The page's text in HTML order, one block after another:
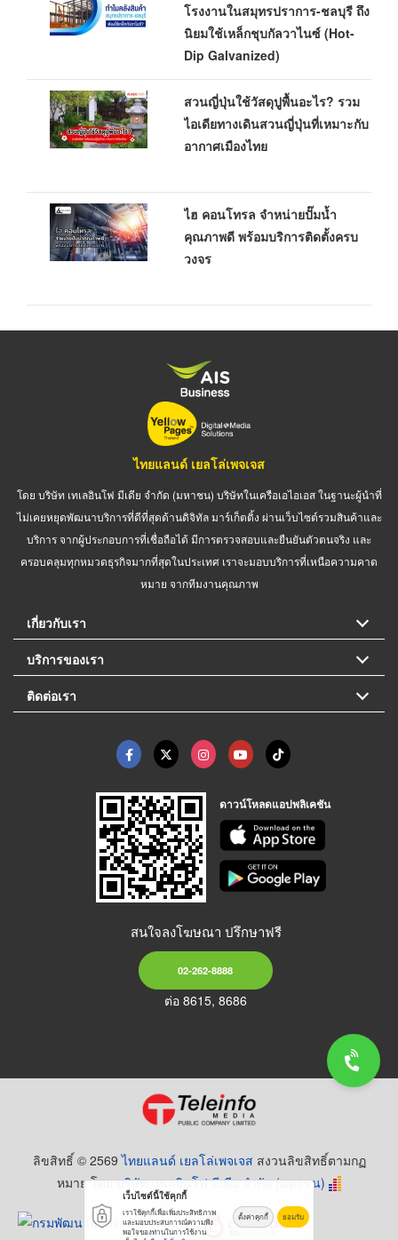
โรงงานในสมุทรปราการ-ชลบุรี ถึง
นิยมใช้เหล็กชุบกัลวาไนซ์ (Hot-
Dip Galvanized)
สวนญี่ปุ่นใช้วัสดุปูพื้นอะไร? รวม
ไอเดียทางเดินสวนญี่ปุ่นที่เหมาะกับ
อากาศเมืองไทย
ไฮ คอนโทรล จำหน่ายปั๊มน้ำ
คุณภาพดี พร้อมบริการติดตั้งครบ
วงจร
ไทยแลนด์ เยลโล่เพจเจส
โดย บริษัท เทเลอินโฟ มีเดีย จำกัด (มหาชน) บริษัทในเครือเอไอเอส ในฐานะผู้นำที่
ไม่เคยหยุดพัฒนาบริการที่ดีที่สุดด้านดิจิทัล มาร์เก็ตติ้ง ผ่านเว็บไซต์รวมสินค้าและ
บริการ จากผู้ประกอบการที่เชื่อถือได้ มีการตรวจสอบและยืนยันตัวตนจริง และ
ครอบคลุมทุกหมวดธุรกิจมากที่สุดในประเทศ เราจะมอบบริการที่เหนือความคาด
หมาย จากทีมงานคุณภาพ
เกี่ยวกับเรา
บริการของเรา
ติดต่อเรา
ดาวน์โหลดแอปพลิเคชัน
สนใจลงโฆษณา ปรึกษาฟรี
02-262-8888
ต่อ 8615, 8686
ลิขสิทธิ์ © 2569ไทยแลนด์ เยลโล่เพจเจส สงวนลิขสิทธิ์ตามกฏ
หมาย โดยบริษัท เทเลอินโฟ มีเดีย จำกัด (มหาชน)
เว็บไซต์นี้ใช้คุกกี้
เราใช้คุกกี้เพื่อเพิ่มประสิทธิภาพ
และมอบประสบการณ์ความพึง
พอใจของท่านในการใช้งาน
ตั้งค่าคุกกี้ ยอมรับ